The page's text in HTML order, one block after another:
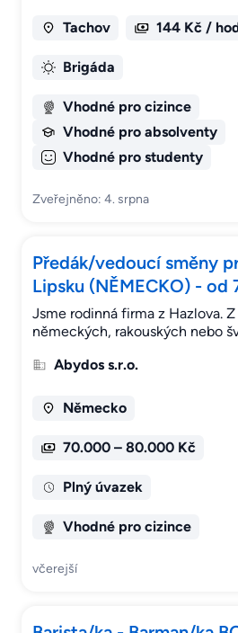
Tachov 144 Kč /
Brigáda
Vhodné pro cizince
Vhodné pro absolventy
Vhodné pro studenty
Zveřejněno: 4. srpna
Předák/vedoucí směny
Lipsku (NĚMECKO) - od
Jsme rodinná firma z Hazlova.
německých, rakouských nebo
Abydos s.r.o.
Německo
70.000 – 80.000 Kč
Plný úvazek
Vhodné pro cizince
včerejší